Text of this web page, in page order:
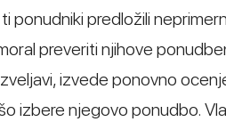
ponudniki predložili
preveriti njihove
izvede ponovno
izbere njegovo ponudbo.